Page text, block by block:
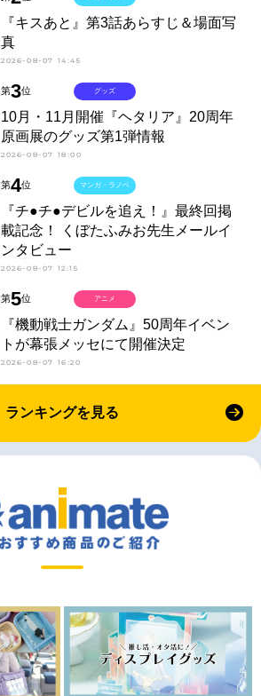
『キスあと』第3話あらすじ＆場面写
真
2026-08-07 14:45
第3位
10月・11月開催『ヘタリア』20周年
原画展のグッズ第1弾情報
2026-08-07 18:00
グッズ
第4位
『チ●チ●デビルを追え！』最終回掲
載記念！ くぼたふみお先生メールイ
ンタビュー
2026-08-07 12:15
マンガ・ラノベ
第5位
『機動戦士ガンダム』50周年イベン
トが幕張メッセにて開催決定
2026-08-07 16:20
アニメ
ランキングを見る